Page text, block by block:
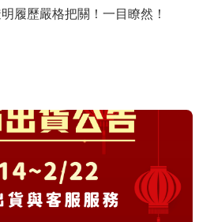
履歷嚴格把關！一目瞭然！